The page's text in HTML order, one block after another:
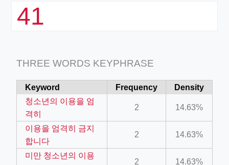
41
THREE WORDS KEYPHRASE
Keyword Frequency
Density
청소년의 이용을 엄
격히
2 14.63%
이용을 엄격히 금지
합니다
2 14.63%
미만 청소년의 이용
2 14.63%